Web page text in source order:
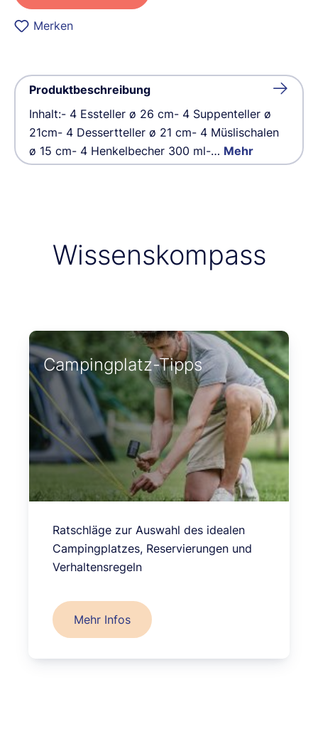
Merken
Produktbeschreibung
Inhalt:- 4 Essteller ø 26 cm- 4 Suppenteller ø
21cm- 4 Dessertteller ø 21 cm- 4 Müslischalen
ø 15 cm- 4 Henkelbecher 300 ml-… Mehr
Wissenskompass
Campingplatz-Tipps
Ratschläge zur Auswahl des idealen
Campingplatzes, Reservierungen und
Verhaltensregeln
Mehr Infos